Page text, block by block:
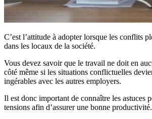
C’est l’attitude à adopter lorsque les conflits
dans les locaux de la société.
Vous devez savoir que le travail ne doit en
côté même si les situations conflictuelles
ingérables avec les autres employers.
Il est donc important de connaître les astuces
tensions afin d’assurer une bonne productivité.